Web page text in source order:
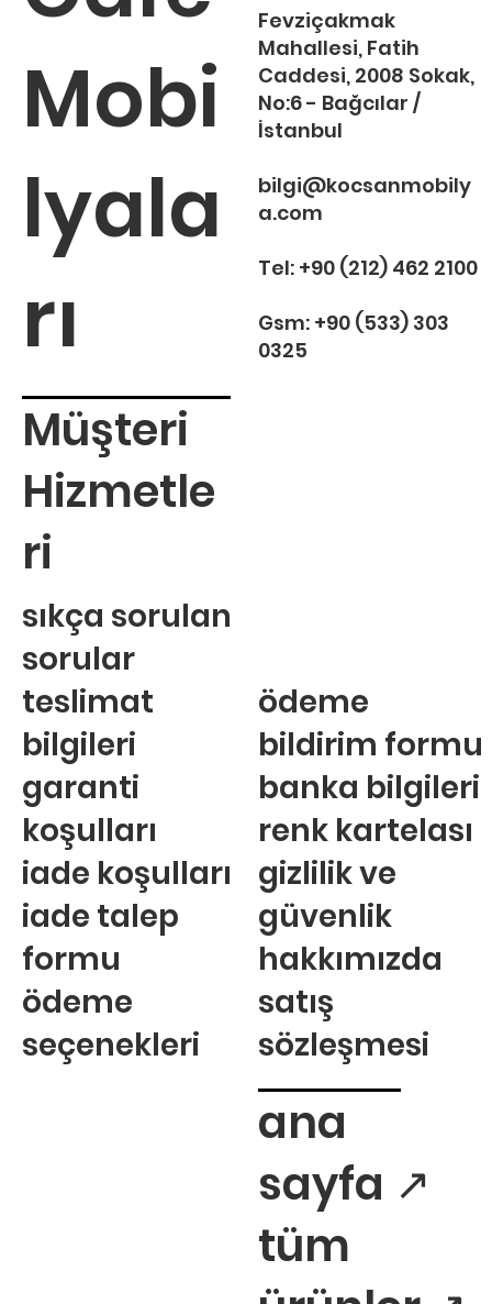
Müşteri
Hizmetle
ri
sıkça sorulan
sorular
teslimat
bilgileri
garanti
koşulları
iade koşulları
iade talep
formu
ödeme
seçenekleri
ödeme
bildirim formu
banka bilgileri
renk kartelası
gizlilik ve
güvenlik
hakkımızda
satış
sözleşmesi
ana
sayfa ↗
tüm
Mobi
lyala
rı
Fevziçakmak
Mahallesi, Fatih
Caddesi, 2008 Sokak,
No:6 - Bağcılar /
İstanbul
bilgi@kocsanmobily
a.com
Tel: +90 (212) 462 2100
Gsm: +90 (533) 303
0325